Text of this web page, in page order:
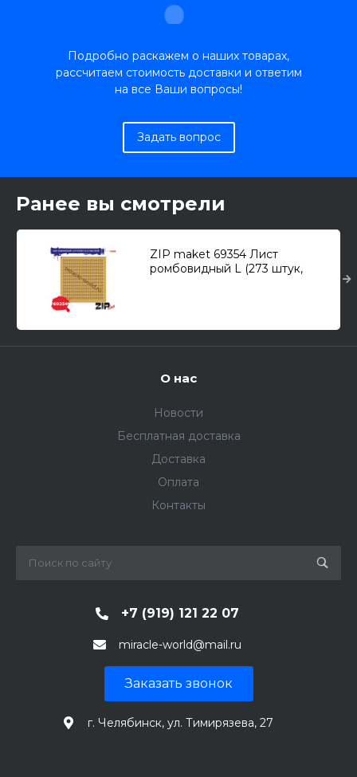
Подробно раскажем о наших товарах,
рассчитаем стоимость доставки и ответим
на все Ваши вопросы!
Задать вопрос
Ранее вы смотрели
ZIP maket 69354 Лист
ромбовидный L (273 штук,
О нас
Новости
Бесплатная доставка
Доставка
Оплата
Контакты
+7 (919) 121 22 07
miracle-world@mail.ru
Заказать звонок
г. Челябинск, ул. Тимирязева, 27